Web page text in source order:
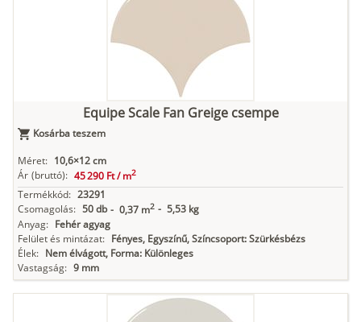
Equipe Scale Fan Greige csempe
Kosárba teszem
Méret: 10,6×12 cm
Ár (bruttó): 45 290 Ft /m2
Termékkód: 23291
Csomagolás: 50 db - 0,37 m2 - 5,53 kg
Anyag: Fehér agyag
Felület és mintázat: Fényes, Egyszínű, Színcsoport: Szürkésbézs
Élek: Nem élvágott, Forma: Különleges
Vastagság: 9 mm